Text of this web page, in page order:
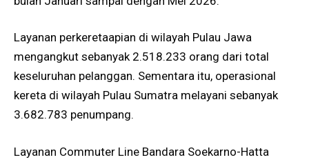
Layanan perkeretaapian di wilayah Pulau Jawa
mengangkut sebanyak 2.518.233 orang dari total
keseluruhan pelanggan. Sementara itu, operasional
kereta di wilayah Pulau Sumatra melayani sebanyak
3.682.783 penumpang.
Layanan Commuter Line Bandara Soekarno-Hatta